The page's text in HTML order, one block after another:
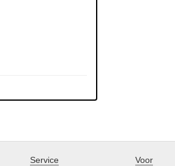
Service Voor